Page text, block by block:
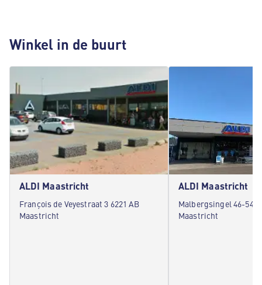
Winkel in de buurt
ALDI Maastricht
François de Veyestraat 3 6221 AB
Maastricht
ALDI Maastricht
Malbergsingel 46-54
Maastricht